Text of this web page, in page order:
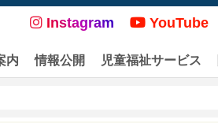
Instagram YouTube
内 情報公開 児童福祉サービス